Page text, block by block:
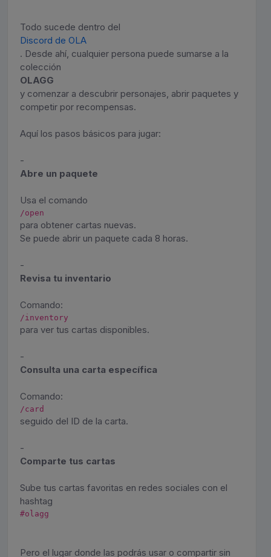
Todo sucede dentro del
Discord de OLA
. Desde ahí, cualquier persona puede sumarse a la
colección
OLAGG
y comenzar a descubrir personajes, abrir paquetes y
competir por recompensas.
Aquí los pasos básicos para jugar:
-
Abre un paquete
Usa el comando
/open
para obtener cartas nuevas.
Se puede abrir un paquete cada 8 horas.
-
Revisa tu inventario
Comando:
/inventory
para ver tus cartas disponibles.
-
Consulta una carta específica
Comando:
/card
seguido del ID de la carta.
-
Comparte tus cartas
Sube tus cartas favoritas en redes sociales con el
hashtag
#olagg
Pero el lugar donde las podrás usar o compartir sin